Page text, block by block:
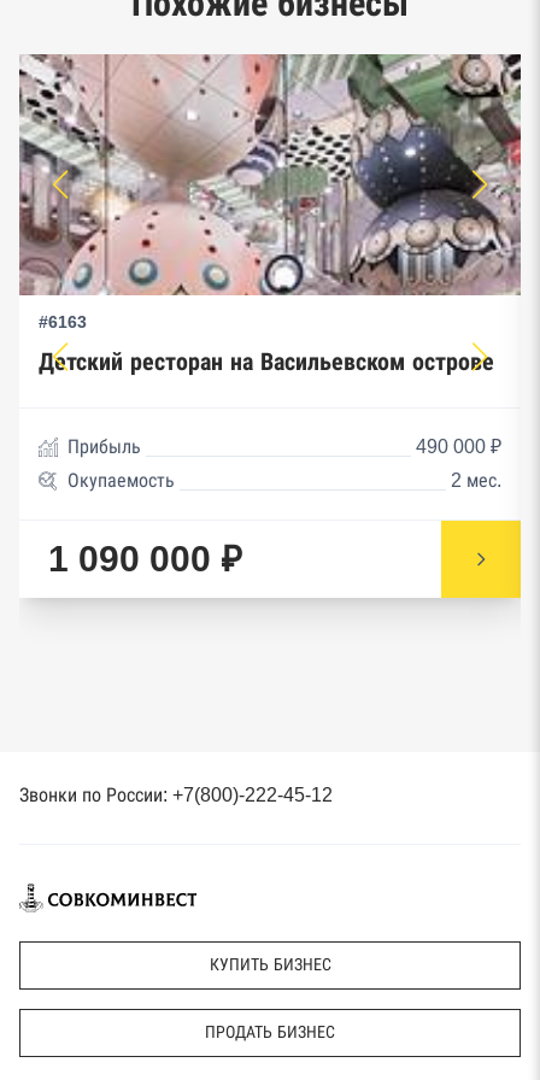
предпринимательства ФНС
#6163
Детский ресторан на Васильевском острове
Прибыль
490 000 ₽
Окупаемость
2 мес.
1 090 000 ₽
Звонки по России: +7(800)-222-45-12
КУПИТЬ БИЗНЕС
ПРОДАТЬ БИЗНЕС